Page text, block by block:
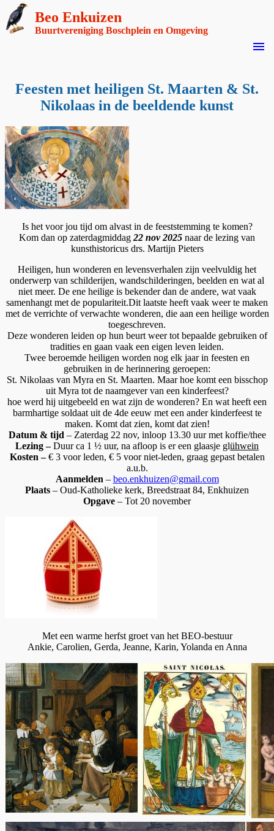
Beo Enkuizen
Buurtvereniging Boschplein en Omgeving
menu
Feesten met heiligen St. Maarten & St.
Nikolaas in de beeldende kunst
Is het voor jou tijd om alvast in de feeststemming te komen?
Kom dan op zaterdagmiddag 22 nov 2025 naar de lezing van
kunsthistoricus drs. Martijn Pieters
Heiligen, hun wonderen en levensverhalen zijn veelvuldig het
onderwerp van schilderijen, wandschilderingen, beelden en wat al
niet meer. De ene heilige is bekender dan de andere, wat vaak
samenhangt met de populariteit.Dit laatste heeft vaak weer te maken
met de verrichte of verwachte wonderen, die aan een heilige worden
toegeschreven.
Deze wonderen leiden op hun beurt weer tot bepaalde gebruiken of
tradities en gaan vaak een eigen leven leiden.
Twee beroemde heiligen worden nog elk jaar in feesten en
gebruiken in de herinnering geroepen:
St. Nikolaas van Myra en St. Maarten. Maar hoe komt een bisschop
uit Myra tot de naamgever van een kinderfeest?
hoe werd hij uitgebeeld en wat zijn de wonderen? En wat heeft een
barmhartige soldaat uit de 4de eeuw met een ander kinderfeest te
maken. Komt dat zien, komt dat zien!
Datum & tijd – Zaterdag 22 nov, inloop 13.30 uur met koffie/thee
Lezing –Duur ca 1 ½ uur, na afloop is er een glaasje glühwein
Kosten –€ 3 voor leden, € 5 voor niet-leden, graag gepast betalen
a.u.b.
Aanmelden – beo.enkhuizen@gmail.com
Plaats – Oud-Katholieke kerk, Breedstraat 84, Enkhuizen
Opgave – Tot 20 november
Met een warme herfst groet van het BEO-bestuur
Ankie, Carolien, Gerda, Jeanne, Karin, Yolanda en Anna